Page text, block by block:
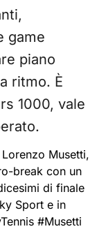
game
piano
ritmo. È
1000, vale
Musetti,
break con un
di finale
Sport e in
#Musetti